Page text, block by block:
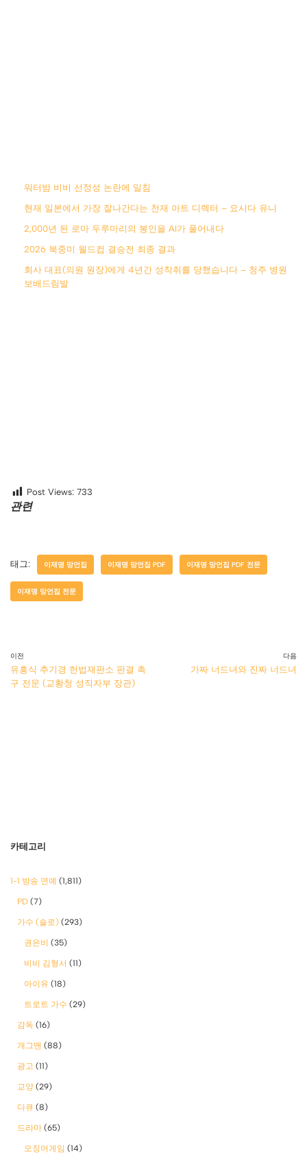
워터밤 비비 선정성 논란에 일침
현재 일본에서 가장 잘나간다는 천재 아트 디렉터 – 요시다 유니
2,000년 된 로마 두루마리의 봉인을 AI가 풀어내다
2026 북중미 월드컵 결승전 최종 결과
회사 대표(의원 원장)에게 4년간 성착취를 당했습니다 – 청주 병원
보배드림발
Post Views: 733
관련
태그: 이재명 망언집 이재명 망언집 PDF 이재명 망언집 PDF 전문
이재명 망언집 전문
이전
유흥식 추기경 헌법재판소 판결 촉
구 전문 (교황청 성직자부 장관)
다음
가짜 너드녀와 진짜 너드녀
카테고리
1-1 방송 연예 (1,811)
PD (7)
가수 (솔로) (293)
권은비 (35)
비비 김형서 (11)
아이유 (18)
트로트 가수 (29)
감독 (16)
개그맨 (88)
광고 (11)
교양 (29)
다큐 (8)
드라마 (65)
오징어게임 (14)